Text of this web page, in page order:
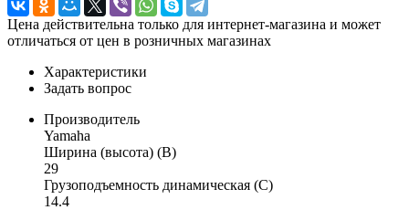
Цена действительна только для интернет-магазина и может
отличаться от цен в розничных магазинах
Характеристики
Задать вопрос
Производитель
Yamaha
Ширина (высота) (B)
29
Грузоподъемность динамическая (C)
14.4